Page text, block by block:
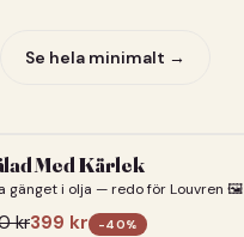
Se hela minimalt →
Med Kärlek
gänget i olja — redo för Louvren 🖼️
kr399 kr -40%